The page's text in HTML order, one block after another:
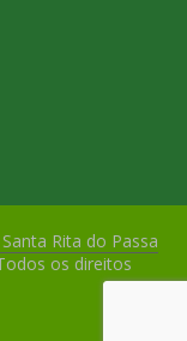
Rita do Passa
os direitos